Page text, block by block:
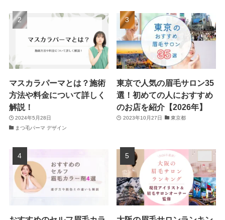
マスカラパーマとは？施術
方法や料金について詳しく
解説！
2024年5月28日
まつ毛パーマ デザイン
東京で人気の眉毛サロン35
選！初めての人におすすめ
のお店を紹介【2026年】
2023年10月27日 東京都